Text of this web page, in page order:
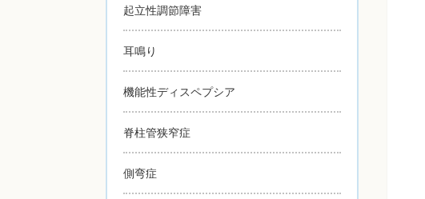
起立性調節障害
耳鳴り
機能性ディスペプシア
脊柱管狭窄症
側弯症